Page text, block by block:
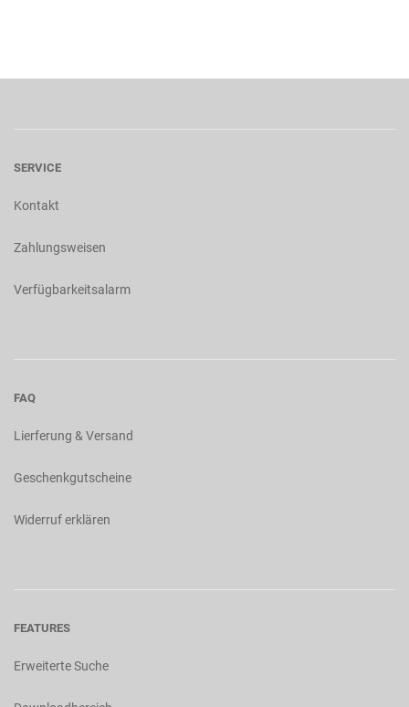
SERVICE
Kontakt
Zahlungsweisen
Verfügbarkeitsalarm
FAQ
Lierferung & Versand
Geschenkgutscheine
Widerruf erklären
FEATURES
Erweiterte Suche